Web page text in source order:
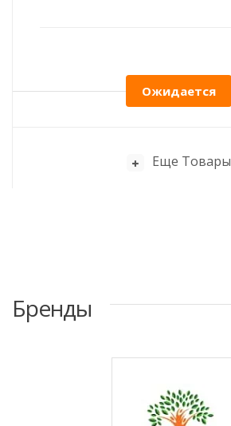
Ожидается
Еще Товары
Бренды